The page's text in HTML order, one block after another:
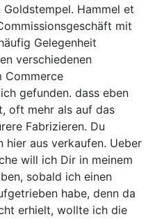
Hammel et
mit
Gelegenheit
verschiedenen
Commerce
gefunden. dass eben
oft mehr als auf das
Fabrizieren. Du
aus verkaufen. Ueber
will ich Dir in meinem
sobald ich einen
habe, denn da
erhielt, wollte ich die